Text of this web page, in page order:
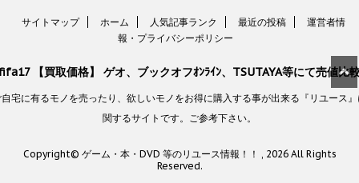
サイトマップ ホーム 人気記事ランク 最近の投稿
運営者情
報・プライバシーポリシー
【買取価格】 ゲオ、ブックオフｵﾝﾗｲﾝ、TSUTAYA等にて売値比
宅に有るモノを売ったり、欲しいモノをお得に購入する事が出来る『リユース
関するサイトです。ご参考下さい。
Copyright© ゲーム・本・DVD 等のリユース情報！！ , 2026 All Rights
Reserved.